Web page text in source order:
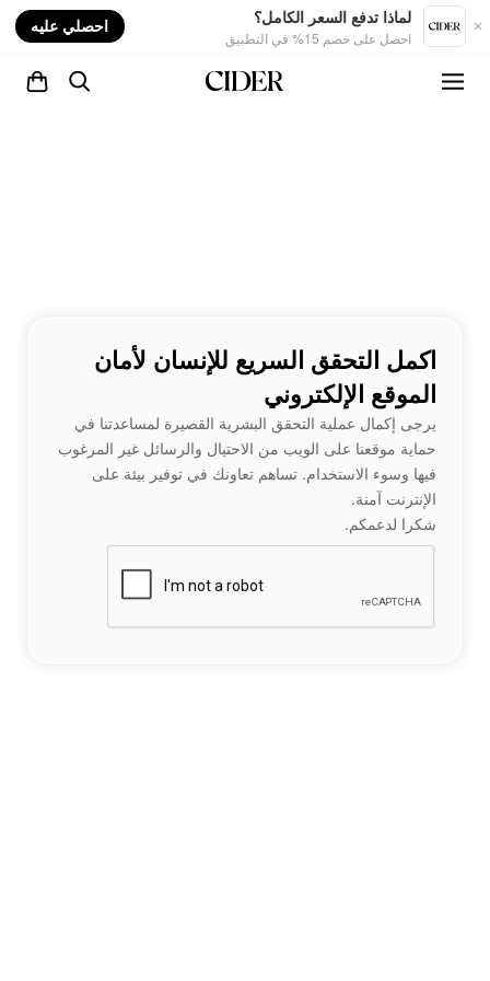
لماذا تدفع السعر الكامل؟
احصل على خصم 15% في التطبيق
احصلي عليه
اكمل التحقق السريع للإنسان لأمان
الموقع الإلكتروني
يرجى إكمال عملية التحقق البشرية القصيرة لمساعدتنا في
حماية موقعنا على الويب من الاحتيال والرسائل غير المرغوب
فيها وسوء الاستخدام. تساهم تعاونك في توفير بيئة على
الإنترنت آمنة.
شكرا لدعمكم.